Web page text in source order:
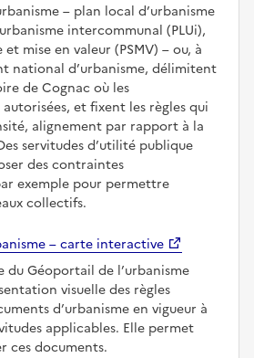
– plan local d’urbanisme
intercommunal (PLUi),
mise en valeur (PSMV) – ou, à
national d’urbanisme, délimitent
de Cognac où les
et fixent les règles qui
alignement par rapport à la
servitudes d’utilité publique
des contraintes
exemple pour permettre
collectifs.
– carte interactive
du Géoportail de l’urbanisme
visuelle des règles
d’urbanisme en vigueur à
applicables. Elle permet
ces documents.